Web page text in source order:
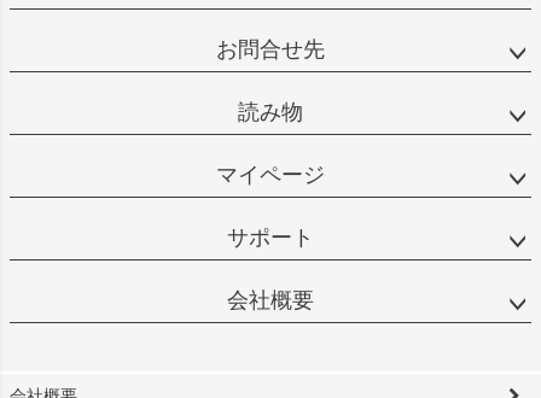
お問合せ先
読み物
マイページ
サポート
会社概要